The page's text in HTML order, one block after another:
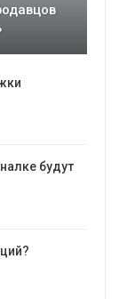
будут